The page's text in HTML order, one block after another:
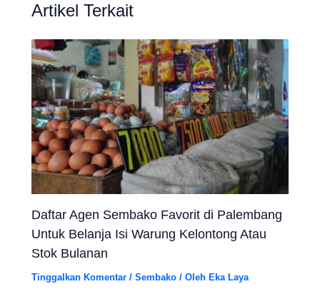
Artikel Terkait
Daftar Agen Sembako Favorit di Palembang
Untuk Belanja Isi Warung Kelontong Atau
Stok Bulanan
Tinggalkan Komentar /Sembako / OlehEka Laya